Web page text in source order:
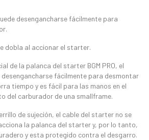
desengancharse fácilmente para
dobla al accionar el starter.
de la palanca del starter BGM PRO, el
fácilmente para desmontar
tiempo y es fácil para las manos en el
del carburador de una smallframe.
de sujeción, el cable del starter no se
la palanca del starter y, por lo tanto,
y esta protegido contra el desgarro.